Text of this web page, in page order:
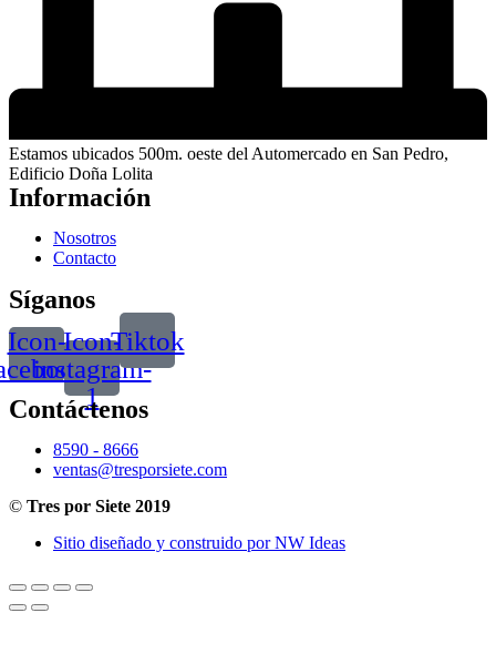
Estamos ubicados 500m. oeste del Automercado en San Pedro,
Edificio Doña Lolita
Información
Nosotros
Contacto
Síganos
Icon-Icon-
instagram-
1
Tiktok
Contáctenos
8590 - 8666
ventas@tresporsiete.com
© Tres por Siete 2019
Sitio diseñado y construido por NW Ideas